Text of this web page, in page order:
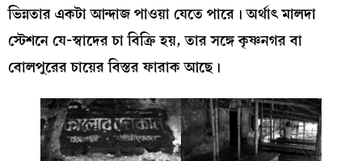
ভিন্নতার একটা আন্দাজ পাওয়া যেতে পারে। অর্থাৎ মালদা
স্টেশনে যে-স্বাদের চা বিক্রি হয়, তার সঙ্গে কৃষ্ণনগর বা
বোলপুরের চায়ের বিস্তর ফারাক আছে।